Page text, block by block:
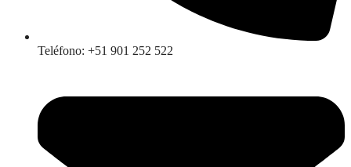
Teléfono: +51 901 252 522